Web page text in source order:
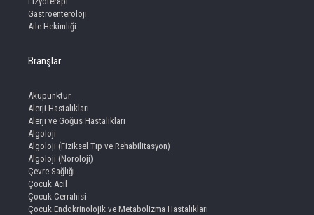
Gastroenteroloji
Aile Hekimliği
Branşlar
Akupunktur
Alerji Hastalıkları
Alerji ve Göğüs Hastalıkları
Algoloji
Algoloji (Fiziksel Tıp ve Rehabilitasyon)
Algoloji (Noroloji)
Çevre Sağlığı
Çocuk Acil
Çocuk Cerrahisi
Çocuk Endokrinolojik ve Metabolizma Hastalıkları